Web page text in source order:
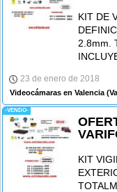
KIT DE
2.8mm.
23 de enero de 2018
Videocámaras en Valencia
-VENDO-
KIT